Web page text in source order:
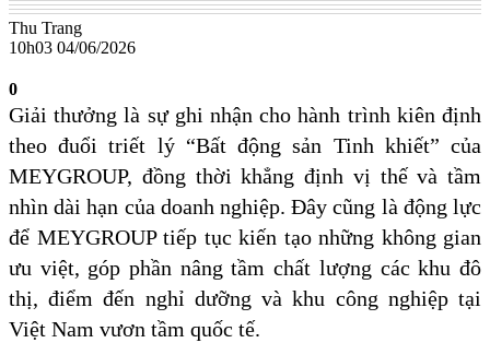
Thu Trang
10h03 04/06/2026
0
Giải thưởng là sự ghi nhận cho hành trình kiên định
theo đuổi triết lý “Bất động sản Tinh khiết” của
MEYGROUP, đồng thời khẳng định vị thế và tầm
nhìn dài hạn của doanh nghiệp. Đây cũng là động lực
để MEYGROUP tiếp tục kiến tạo những không gian
ưu việt, góp phần nâng tầm chất lượng các khu đô
thị, điểm đến nghỉ dưỡng và khu công nghiệp tại
Việt Nam vươn tầm quốc tế.